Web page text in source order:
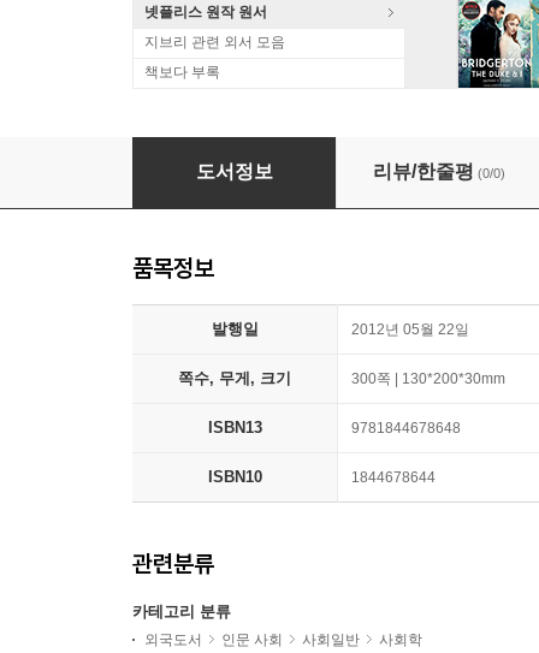
넷플리스 원작 원서
지브리 관련 외서 모음
책보다 부록
도서정보 리뷰/한줄평 (0/0)
품목정보
발행일 2012년 05월 22일
쪽수, 무게, 크기 300쪽 | 130*200*30mm
ISBN13 9781844678648
ISBN10 1844678644
관련분류
카테고리 분류
외국도서 인문 사회 사회일반
사회학